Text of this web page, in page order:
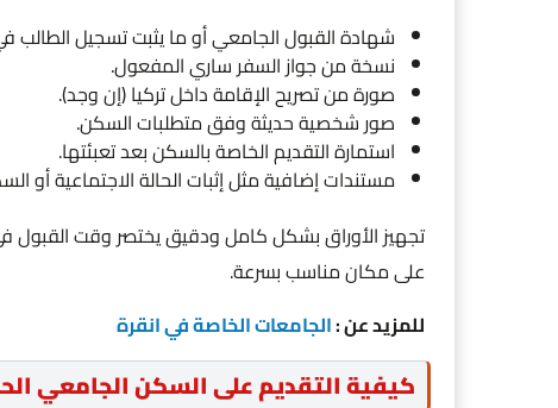
شهادة القبول الجامعي أو ما يثبت تسجيل الطالب
نسخة من جواز السفر ساري المفعول.
صورة من تصريح الإقامة داخل تركيا (إن وجد).
صور شخصية حديثة وفق متطلبات السكن.
استمارة التقديم الخاصة بالسكن بعد تعبئتها.
مستندات إضافية مثل إثبات الحالة الاجتماعية أو
تجهيز الأوراق بشكل كامل ودقيق يختصر وقت
على مكان مناسب بسرعة.
للمزيد عن :الجامعات الخاصة في انقرة
كيفية التقديم على السكن الجامعي